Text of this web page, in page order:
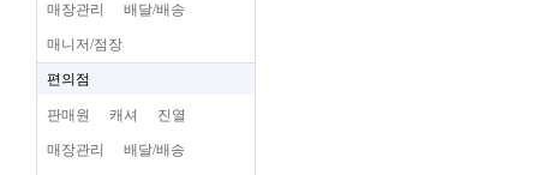
매장관리 배달/배송
매니저/점장
편의점
판매원 캐셔 진열
매장관리 배달/배송